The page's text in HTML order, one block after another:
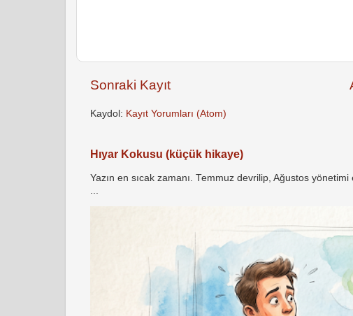
Sonraki Kayıt
Kaydol: Kayıt Yorumları (Atom)
Hıyar Kokusu (küçük hikaye)
Yazın en sıcak zamanı. Temmuz devrilip, Ağustos